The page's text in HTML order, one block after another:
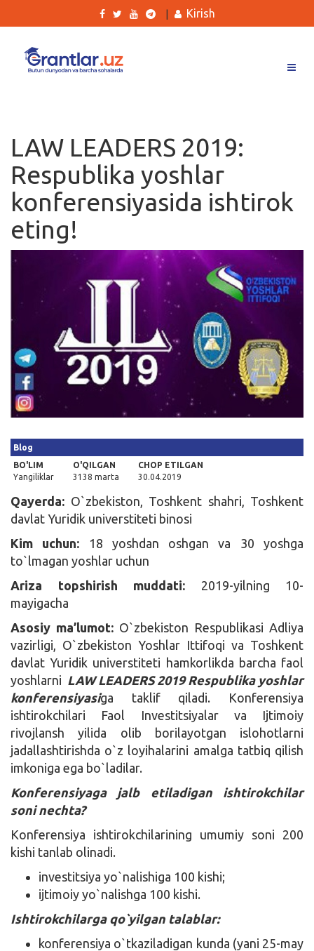
Ishlar
Kurslar
Blog
Yana
Kirish
LAW LEADERS 2019:
Respublika yoshlar
konferensiyasida ishtirok
eting!
Blog
BO'LIM
Yangiliklar
O'QILGAN
3138 marta
CHOP ETILGAN
30.04.2019
Qayerda: O`zbekiston, Toshkent shahri, Toshkent
davlat Yuridik universtiteti binosi
Kim uchun:
18 yoshdan oshgan va 30 yoshga
to`lmagan yoshlar uchun
Ariza topshirish muddati: 2019-yilning 10-
mayigacha
Asosiy ma’lumot: O`zbekiston Respublikasi Adliya
vazirligi, O`zbekiston Yoshlar Ittifoqi va Toshkent
davlat Yuridik universtiteti hamkorlikda barcha faol
yoshlarni LAW LEADERS 2019 Respublika yoshlar
konferensiyasiga taklif qiladi. Konferensiya
ishtirokchilari Faol Investitsiyalar va Ijtimoiy
rivojlansh yilida olib borilayotgan islohotlarni
jadallashtirishda o`z loyihalarini amalga tatbiq qilish
imkoniga ega bo`ladilar.
Konferensiyaga jalb etiladigan ishtirokchilar
soni nechta?
Konferensiya ishtirokchilarining umumiy soni 200
kishi tanlab olinadi.
investitsiya yo`nalishiga 100 kishi;
ijtimoiy yo`nalishga 100 kishi.
Ishtirokchilarga qo`yilgan talablar:
konferensiya o`tkaziladigan kunda (yani 25-may